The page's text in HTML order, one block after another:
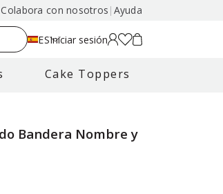
Colabora con nosotros | Ayuda
ESIniciar sesión
Cake Toppers
Bandera Nombre y